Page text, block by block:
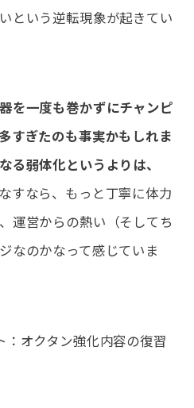
という逆転現象が起きてい
器を一度も巻かずにチャンピ
すぎたのも事実かもしれま
る弱体化というよりは、
すなら、もっと丁寧に体力
運営からの熱い（そしてち
なのかなって感じていま
：オクタン強化内容の復習